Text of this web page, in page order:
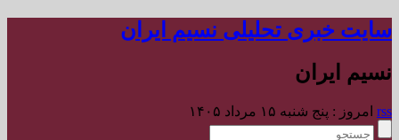
سایت خبری تحلیلی نسیم ایران
نسیم ایران
rss امروز : پنج شنبه ۱۵ مرداد ۱۴۰۵